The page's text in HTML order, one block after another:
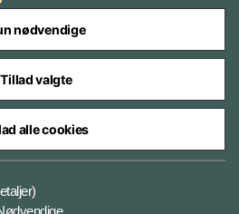
under Forsvarsministeriet
nødvendige
Tillad valgte
alle cookies